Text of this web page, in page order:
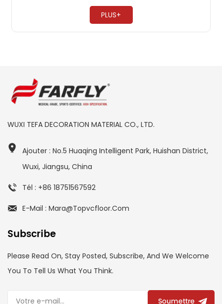
commerciaux en PVC sont très résistants à la pression. ​
PLUS+
WUXI TEFA DECORATION MATERIAL CO., LTD.
Ajouter : No.5 Huaqing Intelligent Park, Huishan District,
Wuxi, Jiangsu, China
Tél : +86 18751567592
E-Mail : Mara@topvcfloor.com
Subscribe
Please Read On, Stay Posted, Subscribe, And We Welcome
You To Tell Us What You Think.
Soumettre